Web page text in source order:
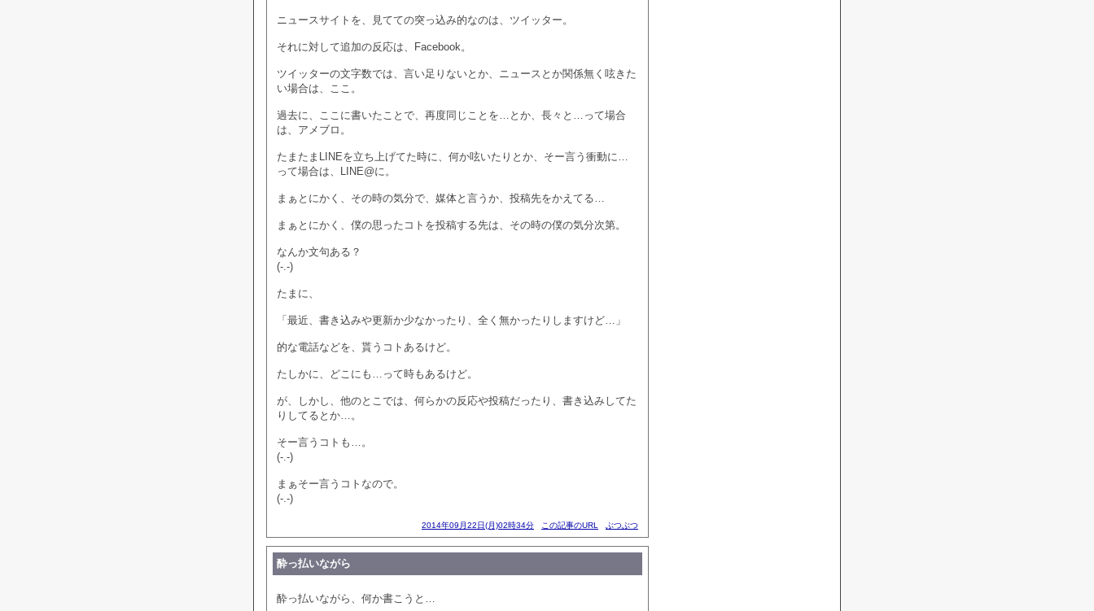
ニュースサイトを、見てての突っ込み的なのは、ツイッター。
それに対して追加の反応は、Facebook。
ツイッターの文字数では、言い足りないとか、ニュースとか関係無く呟きた
い場合は、ここ。
過去に、ここに書いたことで、再度同じことを…とか、長々と…って場合
は、アメブロ。
たまたまLINEを立ち上げてた時に、何か呟いたりとか、そー言う衝動に…
って場合は、LINE@に。
まぁとにかく、その時の気分で、媒体と言うか、投稿先をかえてる…
まぁとにかく、僕の思ったコトを投稿する先は、その時の僕の気分次第。
なんか文句ある？
(-.-)
たまに、
「最近、書き込みや更新か少なかったり、全く無かったりしますけど…」
的な電話などを、貰うコトあるけど。
たしかに、どこにも…って時もあるけど。
が、しかし、他のとこでは、何らかの反応や投稿だったり、書き込みしてた
りしてるとか…。
そー言うコトも…。
(-.-)
まぁそー言うコトなので。
(-.-)
2014年09月22日(月)02時34分 この記事のURL ぶつぶつ
酔っ払いながら
酔っ払いながら、何か書こうと…